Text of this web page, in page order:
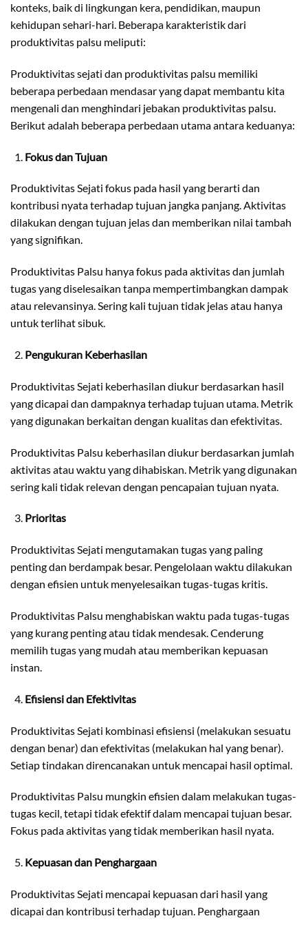
konteks, baik di lingkungan kera, pendidikan, maupun
kehidupan sehari-hari. Beberapa karakteristik dari
produktivitas palsu meliputi:
Produktivitas sejati dan produktivitas palsu memiliki
beberapa perbedaan mendasar yang dapat membantu kita
mengenali dan menghindari jebakan produktivitas palsu.
Berikut adalah beberapa perbedaan utama antara keduanya:
Fokus dan Tujuan
Produktivitas Sejati fokus pada hasil yang berarti dan
kontribusi nyata terhadap tujuan jangka panjang. Aktivitas
dilakukan dengan tujuan jelas dan memberikan nilai tambah
yang signifikan.
Produktivitas Palsu hanya fokus pada aktivitas dan jumlah
tugas yang diselesaikan tanpa mempertimbangkan dampak
atau relevansinya. Sering kali tujuan tidak jelas atau hanya
untuk terlihat sibuk.
Pengukuran Keberhasilan
Produktivitas Sejati keberhasilan diukur berdasarkan hasil
yang dicapai dan dampaknya terhadap tujuan utama. Metrik
yang digunakan berkaitan dengan kualitas dan efektivitas.
Produktivitas Palsu keberhasilan diukur berdasarkan jumlah
aktivitas atau waktu yang dihabiskan. Metrik yang digunakan
sering kali tidak relevan dengan pencapaian tujuan nyata.
Prioritas
Produktivitas Sejati mengutamakan tugas yang paling
penting dan berdampak besar. Pengelolaan waktu dilakukan
dengan efisien untuk menyelesaikan tugas-tugas kritis.
Produktivitas Palsu menghabiskan waktu pada tugas-tugas
yang kurang penting atau tidak mendesak. Cenderung
memilih tugas yang mudah atau memberikan kepuasan
instan.
Efisiensi dan Efektivitas
Produktivitas Sejati kombinasi efisiensi (melakukan sesuatu
dengan benar) dan efektivitas (melakukan hal yang benar).
Setiap tindakan direncanakan untuk mencapai hasil optimal.
Produktivitas Palsu mungkin efisien dalam melakukan tugas-
tugas kecil, tetapi tidak efektif dalam mencapai tujuan besar.
Fokus pada aktivitas yang tidak memberikan hasil nyata.
Kepuasan dan Penghargaan
Produktivitas Sejati mencapai kepuasan dari hasil yang
dicapai dan kontribusi terhadap tujuan. Penghargaan